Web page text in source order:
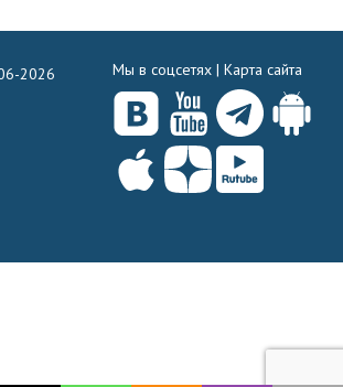
2026 Мы в соцсетях | Карта сайта